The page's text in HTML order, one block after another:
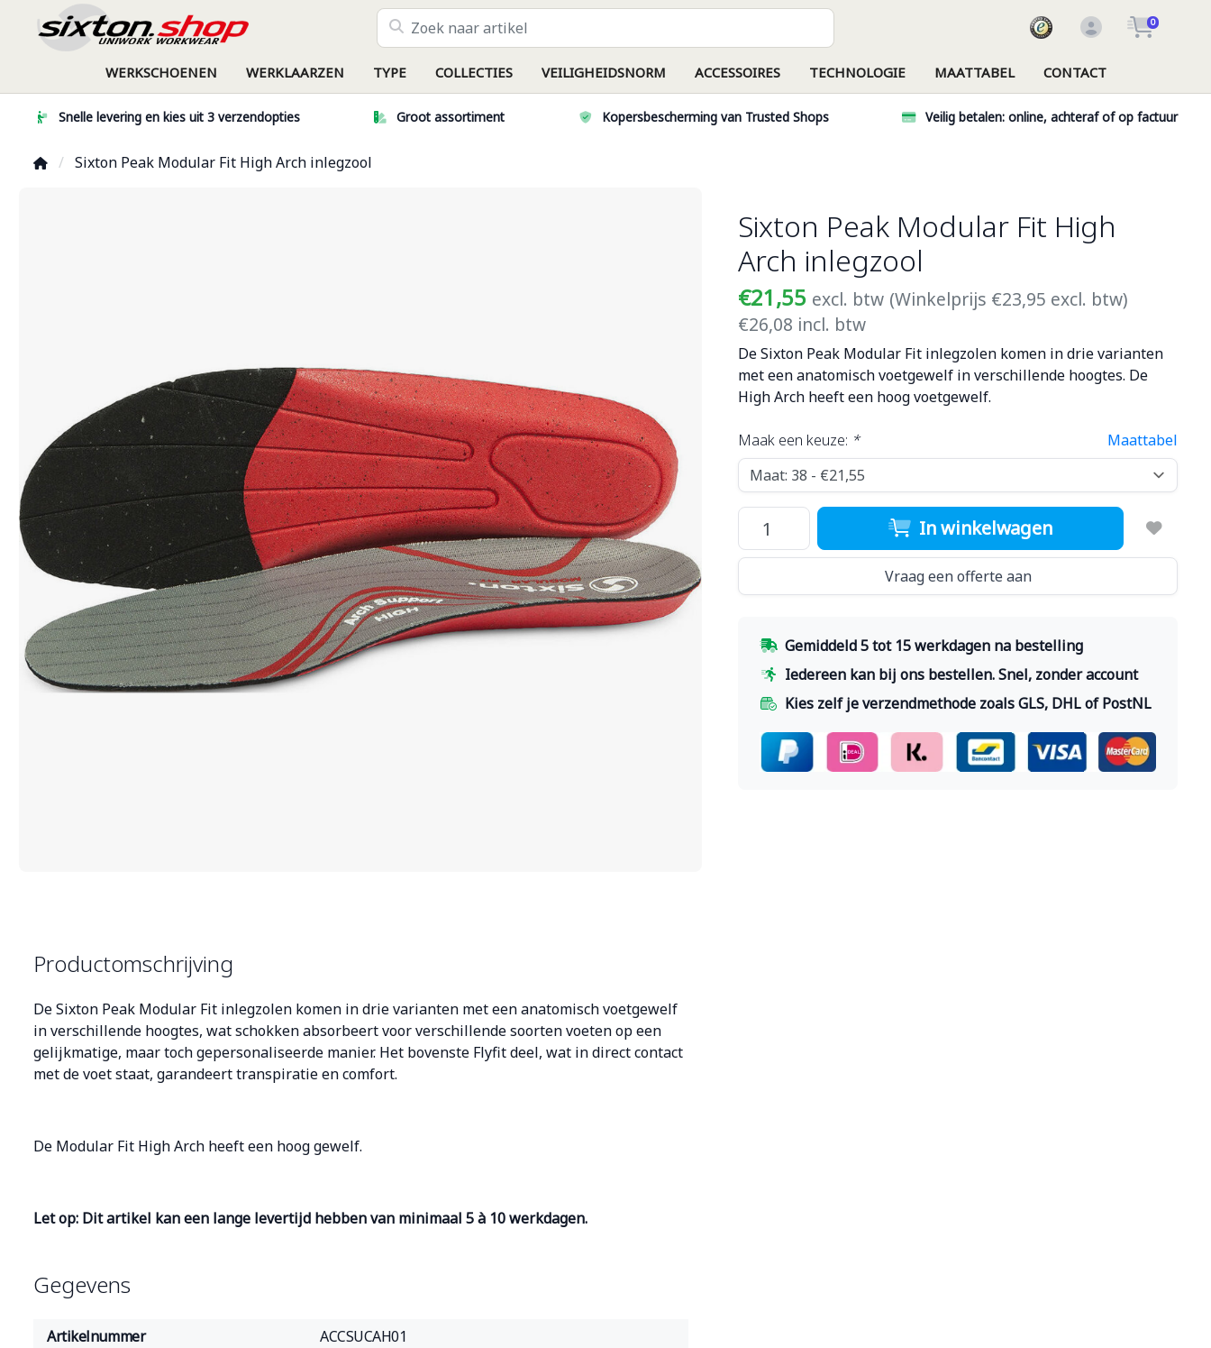
0
WERKSCHOENEN WERKLAARZEN TYPE COLLECTIES VEILIGHEIDSNORM ACCESSOIRES TECHNOLOGIE MAATTABEL CONTACT
Snelle levering en kies uit 3 verzendopties Groot assortiment Kopersbescherming van Trusted Shops Veilig betalen: online, achteraf of op factuur
Sixton Peak Modular Fit High Arch inlegzool
Productomschrijving
De Sixton Peak Modular Fit inlegzolen komen in drie varianten met een anatomisch voetgewelf
in verschillende hoogtes, wat schokken absorbeert voor verschillende soorten voeten op een
gelijkmatige, maar toch gepersonaliseerde manier. Het bovenste Flyfit deel, wat in direct contact
met de voet staat, garandeert transpiratie en comfort.
De Modular Fit High Arch heeft een hoog gewelf.
Let op: Dit artikel kan een lange levertijd hebben van minimaal 5 à 10 werkdagen.
Gegevens
Artikelnummer
ACCSUCAH01
Sixton Peak Modular Fit High
Arch inlegzool
€21,55 excl. btw (Winkelprijs €23,95 excl. btw)
€26,08 incl. btw
De Sixton Peak Modular Fit inlegzolen komen in drie varianten
met een anatomisch voetgewelf in verschillende hoogtes. De
High Arch heeft een hoog voetgewelf.
Maattabel
Maak een keuze: *
In winkelwagen
Vraag een offerte aan
Gemiddeld 5 tot 15 werkdagen na bestelling
Iedereen kan bij ons bestellen. Snel, zonder account
Kies zelf je verzendmethode zoals GLS, DHL of PostNL